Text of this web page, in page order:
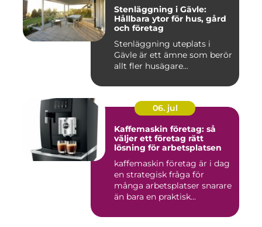
Stenläggning i Gävle:
Hållbara ytor för hus, gård
och företag
Stenläggning uteplats i
Gävle är ett ämne som berör
allt fler husägare...
06. jul
Kaffemaskin företag: så
väljer ett företag rätt
lösning för arbetsplatsen
kaffemaskin företag är i dag
en strategisk fråga för
många arbetsplatser snarare
än bara en praktisk...